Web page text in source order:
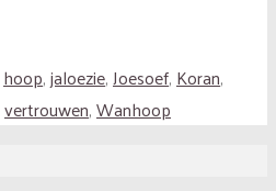
hoop,jaloezie,Joesoef,Koran,
vertrouwen,Wanhoop